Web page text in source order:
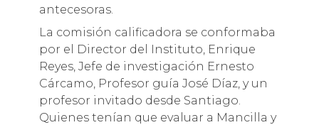
antecesoras.
La comisión calificadora se conformaba
por el Director del Instituto, Enrique
Reyes, Jefe de investigación Ernesto
Cárcamo, Profesor guía José Díaz, y un
profesor invitado desde Santiago.
Quienes tenían que evaluar a Mancilla y